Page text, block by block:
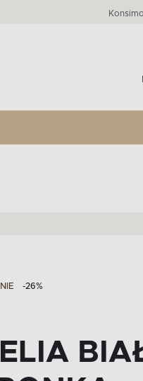
Komody,-33
Liczba
Liczba produktów:
-26%